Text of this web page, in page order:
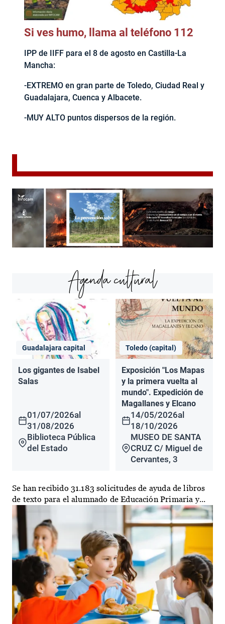
Si ves humo, llama al teléfono 112
IPP de IIFF para el 8 de agosto en Castilla-La
Mancha:
-EXTREMO en gran parte de Toledo, Ciudad Real y
Guadalajara, Cuenca y Albacete.
-MUY ALTO puntos dispersos de la región.
Agenda cultural
Guadalajara capital
Los gigantes de Isabel
Salas
01/07/2026al
31/08/2026
Biblioteca Pública
del Estado
Toledo (capital)
Exposición "Los Mapas
y la primera vuelta al
mundo". Expedición de
Magallanes y Elcano
14/05/2026al
18/10/2026
MUSEO DE SANTA
CRUZ C/ Miguel de
Cervantes, 3
Se han recibido 31.183 solicitudes de ayuda de libros
de texto para el alumnado de Educación Primaria y...